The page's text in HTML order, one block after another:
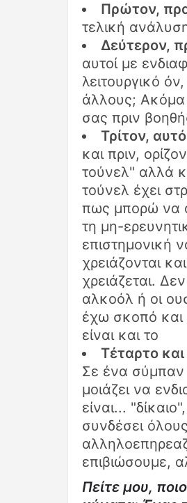
Πρώτον,
τελική
Δεύτερον,
αυτοί με
λειτουργικό
άλλους; Ακόμα
σας πριν
Τρίτον,
και πριν,
τούνελ" αλλά
τούνελ έχει
πως μπορώ να
τη μη-
επιστημονική
χρειάζονται
χρειάζεται.
αλκοόλ ή οι
έχω σκοπό και
είναι και το
Τέταρτο
Σε ένα σύμπαν
μοιάζει να
είναι...
συνδέσει
επιβιώσουμε,
Πείτε μου,